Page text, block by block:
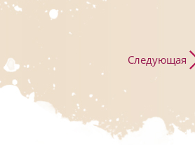
Следующая